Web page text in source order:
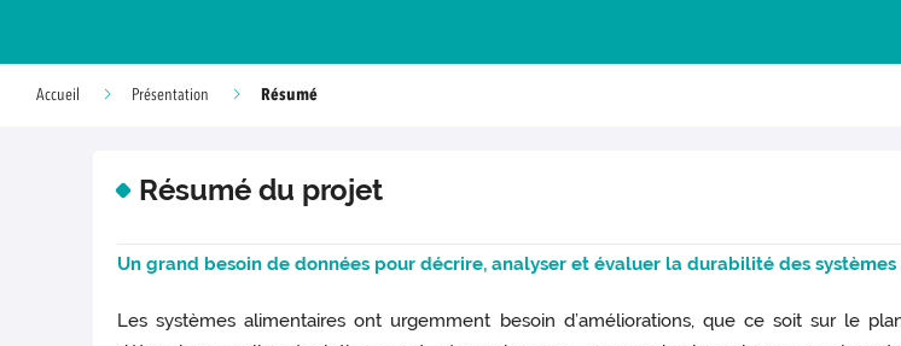
Accueil Présentation Résumé
Résumé du projet
Un grand besoin de données pour décrire, analyser et évaluer la durabilité des
Les systèmes alimentaires ont urgemment besoin d’améliorations, que ce soit sur le